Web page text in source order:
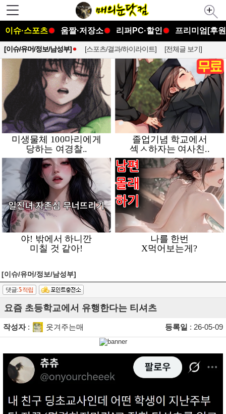
이슈·스포츠 움짤·저장소 리퍼PC·할인 프리미엄[후
[이슈/유머/정보/남성부] [스포츠/결과/하이라이트] [전체글 보기]
[이슈/유머/정보/남성부]
댓글:5적립
요즘 초등학교에서 유행한다는 티셔츠
작성자: 웃겨주는매 등록일 : 26-05-09